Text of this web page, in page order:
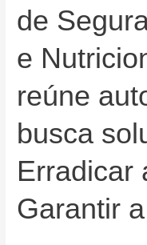
de
e
reúne
busca
Erradicar
Garantir